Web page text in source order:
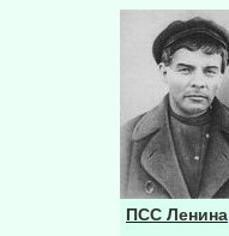
ПСС Ленина